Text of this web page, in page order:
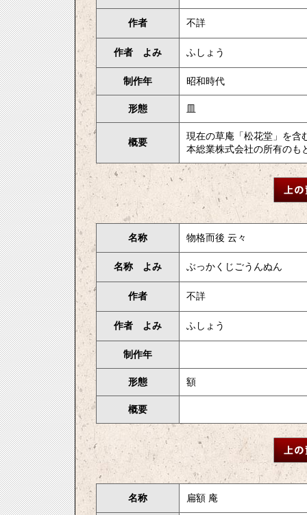
作者 不詳
作者 よみ ふしょう
制作年 昭和時代
形態 皿
概要
現在の草庵「松花堂」を含
本総業株式会社の所有のも
名称 物格而後 云々
名称 よみ ぶっかくじごうんぬん
作者 不詳
作者 よみ ふしょう
制作年
形態 額
概要
名称 扁額 庵